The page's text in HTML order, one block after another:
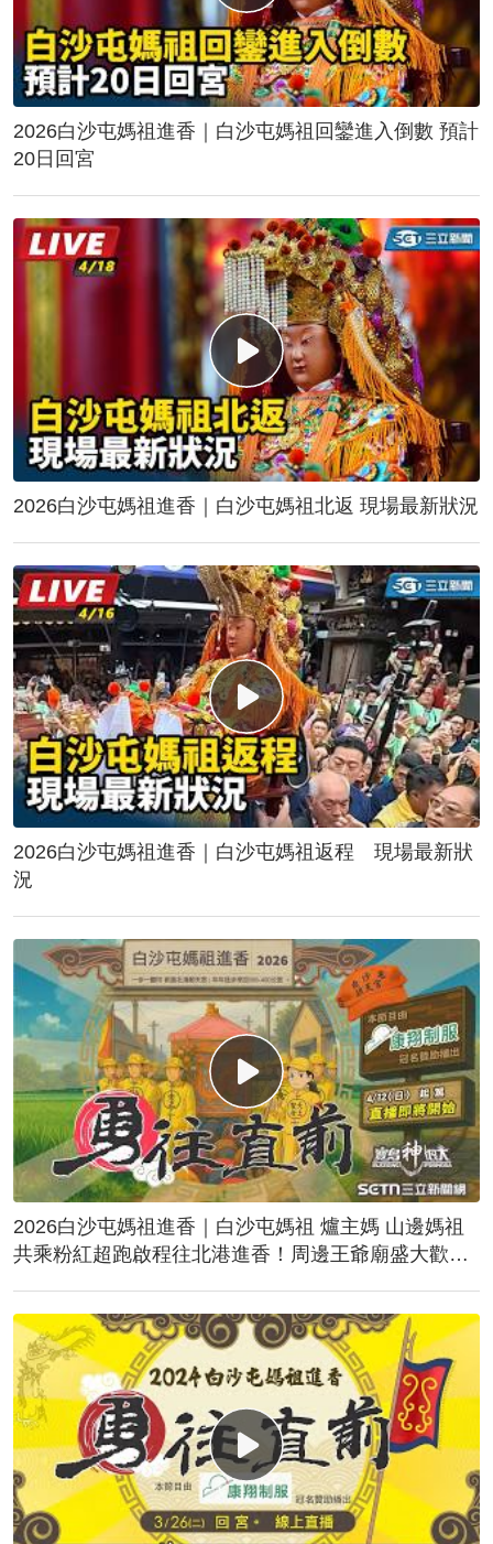
2026白沙屯媽祖進香｜白沙屯媽祖回鑾進入倒數 預計
20日回宮
2026白沙屯媽祖進香｜白沙屯媽祖北返 現場最新狀況
2026白沙屯媽祖進香｜白沙屯媽祖返程 現場最新狀
況
2026白沙屯媽祖進香｜白沙屯媽祖 爐主媽 山邊媽祖
共乘粉紅超跑啟程往北港進香！周邊王爺廟盛大歡